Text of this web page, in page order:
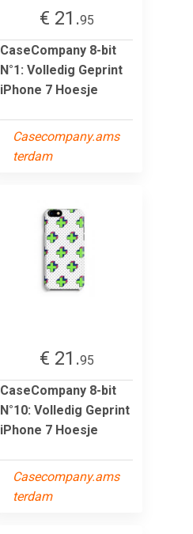
€ 21.95
CaseCompany 8-bit
N°1: Volledig Geprint
iPhone 7 Hoesje
Casecompany.ams
terdam
€ 21.95
CaseCompany 8-bit
N°10: Volledig Geprint
iPhone 7 Hoesje
Casecompany.ams
terdam